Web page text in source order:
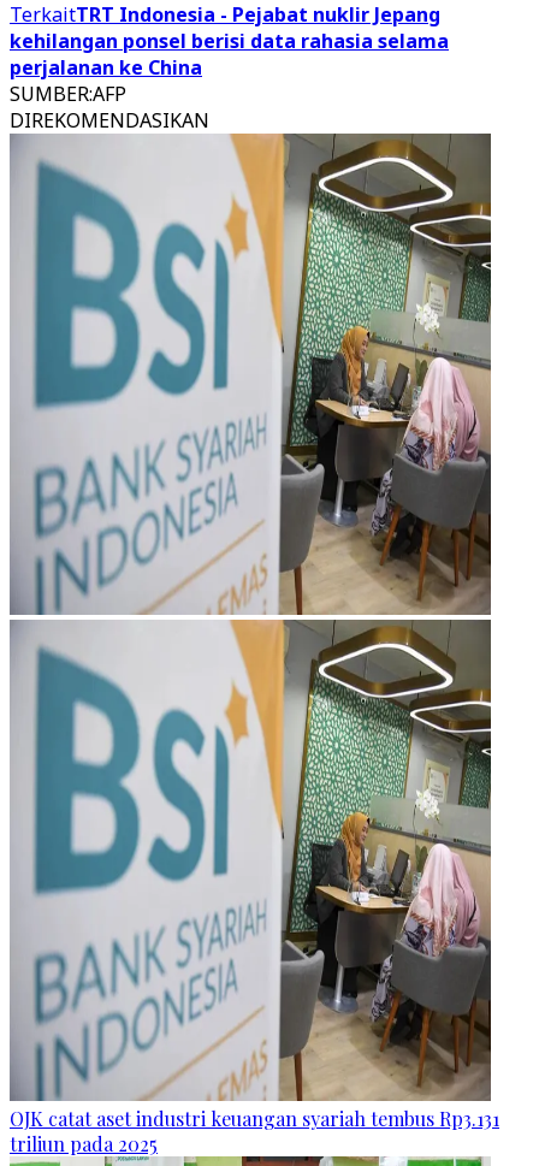
TerkaitTRT Indonesia - Pejabat nuklir Jepang
kehilangan ponsel berisi data rahasia selama
perjalanan ke China
SUMBER:AFP
DIREKOMENDASIKAN
OJK catat aset industri keuangan syariah tembus Rp3.131
triliun pada 2025